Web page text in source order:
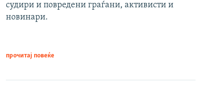
судири и повредени граѓани, активисти и
новинари.
прочитај повеќе